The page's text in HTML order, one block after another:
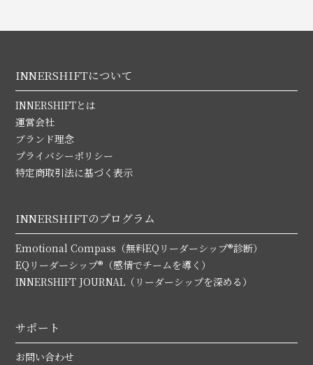
INNERSHIFTについて
INNERSHIFTとは
運営会社
ブランド理念
プライバシーポリシー
特定商取引法に基づく表示
INNERSHIFTのプログラム
Emotional Compass（無料EQリーダーシップ®診断）
EQリーダーシップ®（感情でチームを導く）
INNERSHIFT JOURNAL（リーダーシップを深める）
サポート
お問い合わせ